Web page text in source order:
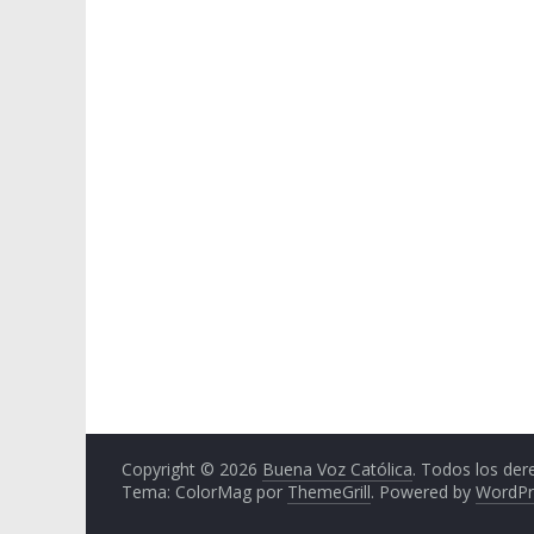
Copyright © 2026 Buena Voz Católica. Todos los
Tema: ColorMag por ThemeGrill. Powered by